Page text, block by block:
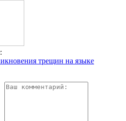
трещин на языке